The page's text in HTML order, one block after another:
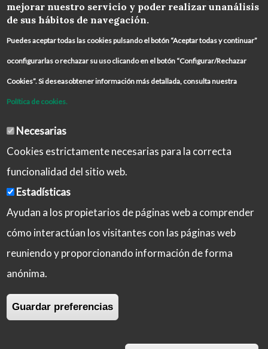
mejorar nuestro servicio y poder realizar unanálisis
de sus hábitos de navegación.
Puedes aceptar todas las cookies pulsando el botón “Aceptar todas y continuar”
oconfigurarlas o rechazar su uso clicando en el botón “Configurar/Rechazar
Cookies”. Si deseasobtener información más detallada, consulta nuestra
Política de cookies.
Necesarias
Cookies estrictamente necesarias para la correcta
funcionalidad del sitio web.
Estadísticas
Ayudan a los propietarios de páginas web a comprender
cómo interactúan los visitantes con las páginas web
reuniendo y proporcionando información de forma
anónima.
Guardar preferencias